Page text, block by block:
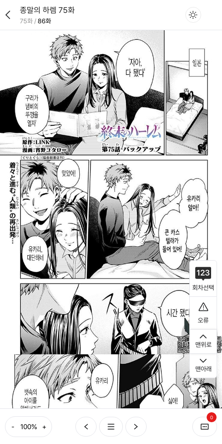
종말의 하렘 75화
75화 / 86화
- +
0
회차선택
오류
맨위로
맨아래